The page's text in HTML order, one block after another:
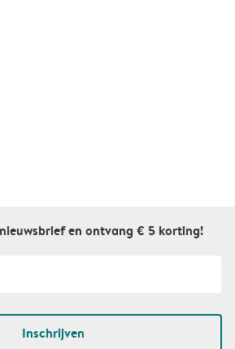
pagination
en ontvang € 5 korting!
Inschrijven